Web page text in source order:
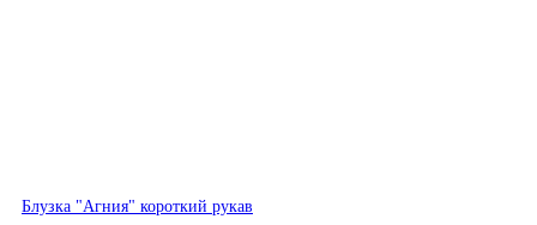
Блузка "Агния" короткий рукав